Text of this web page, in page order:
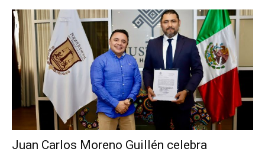
Juan Carlos Moreno Guillén celebra